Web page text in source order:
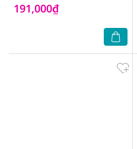
191,000₫